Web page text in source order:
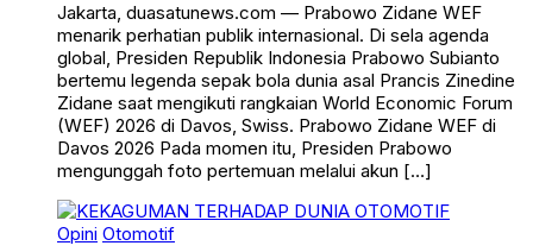
Jakarta, duasatunews.com — Prabowo Zidane WEF
menarik perhatian publik internasional. Di sela agenda
global, Presiden Republik Indonesia Prabowo Subianto
bertemu legenda sepak bola dunia asal Prancis Zinedine
Zidane saat mengikuti rangkaian World Economic Forum
(WEF) 2026 di Davos, Swiss. Prabowo Zidane WEF di
Davos 2026 Pada momen itu, Presiden Prabowo
mengunggah foto pertemuan melalui akun […]
Opini Otomotif